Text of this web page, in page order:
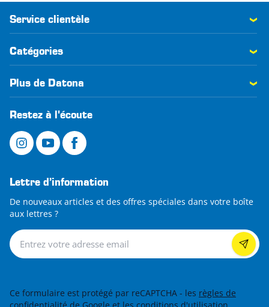
Service clientèle
Catégories
Plus de Datona
Restez à l'écoute
Lettre d’information
De nouveaux articles et des offres spéciales dans votre boîte
aux lettres ?
Lettre d’information
Ce formulaire est protégé par reCAPTCHA - les règles de